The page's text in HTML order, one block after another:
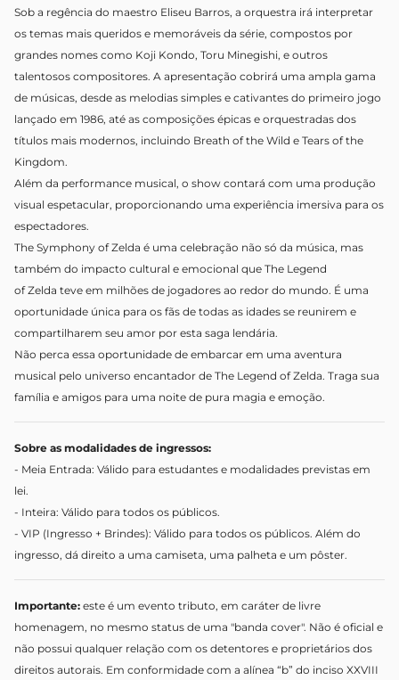
Sob a regência do maestro Eliseu Barros, a orquestra irá interpretar
os temas mais queridos e memoráveis da série, compostos por
grandes nomes como Koji Kondo, Toru Minegishi, e outros
talentosos compositores. A apresentação cobrirá uma ampla gama
de músicas, desde as melodias simples e cativantes do primeiro jogo
lançado em 1986, até as composições épicas e orquestradas dos
títulos mais modernos, incluindo Breath of the Wild e Tears of the
Kingdom.
Além da performance musical, o show contará com uma produção
visual espetacular, proporcionando uma experiência imersiva para os
espectadores.
The Symphony ofZelda é uma celebração não só da música, mas
também do impacto cultural e emocional que The Legend
ofZelda teve em milhões de jogadores ao redor do mundo. É uma
oportunidade única para os fãs de todas as idades se reunirem e
compartilharem seu amor por esta saga lendária.
Não perca essa oportunidade de embarcar em uma aventura
musical pelo universo encantador de The Legend ofZelda. Traga sua
família e amigos para uma noite de pura magia e emoção.
Sobre as modalidades de ingressos:
- Meia Entrada: Válido para estudantes e modalidades previstas em
lei.
- Inteira: Válido para todos os públicos.
- VIP (Ingresso + Brindes): Válido para todos os públicos. Além do
ingresso, dá direito a uma camiseta, uma palheta e um pôster.
Importante: este é um evento tributo, em caráter de livre
homenagem, no mesmo status de uma "banda cover". Não é oficial e
não possui qualquer relação com os detentores e proprietários dos
direitos autorais. Em conformidade com a alínea “b” do inciso XXVIII